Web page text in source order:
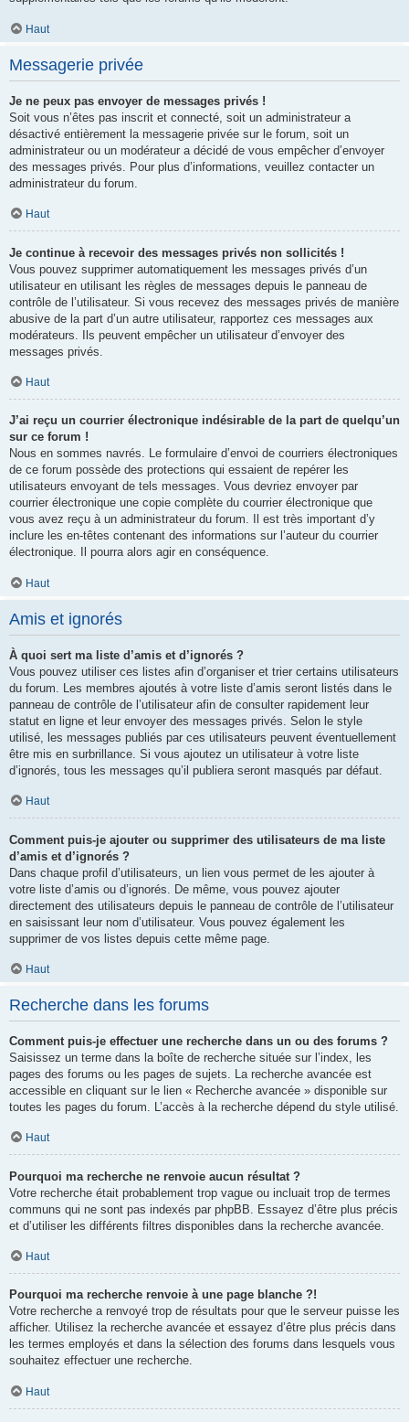
Haut
Messagerie privée
Je ne peux pas envoyer de messages privés !
Soit vous n’êtes pas inscrit et connecté, soit un administrateur a
désactivé entièrement la messagerie privée sur le forum, soit un
administrateur ou un modérateur a décidé de vous empêcher d’envoyer
des messages privés. Pour plus d’informations, veuillez contacter un
administrateur du forum.
Haut
Je continue à recevoir des messages privés non sollicités !
Vous pouvez supprimer automatiquement les messages privés d’un
utilisateur en utilisant les règles de messages depuis le panneau de
contrôle de l’utilisateur. Si vous recevez des messages privés de manière
abusive de la part d’un autre utilisateur, rapportez ces messages aux
modérateurs. Ils peuvent empêcher un utilisateur d’envoyer des
messages privés.
Haut
J’ai reçu un courrier électronique indésirable de la part de quelqu’un
sur ce forum !
Nous en sommes navrés. Le formulaire d’envoi de courriers électroniques
de ce forum possède des protections qui essaient de repérer les
utilisateurs envoyant de tels messages. Vous devriez envoyer par
courrier électronique une copie complète du courrier électronique que
vous avez reçu à un administrateur du forum. Il est très important d’y
inclure les en-têtes contenant des informations sur l’auteur du courrier
électronique. Il pourra alors agir en conséquence.
Haut
Amis et ignorés
À quoi sert ma liste d’amis et d’ignorés ?
Vous pouvez utiliser ces listes afin d’organiser et trier certains utilisateurs
du forum. Les membres ajoutés à votre liste d’amis seront listés dans le
panneau de contrôle de l’utilisateur afin de consulter rapidement leur
statut en ligne et leur envoyer des messages privés. Selon le style
utilisé, les messages publiés par ces utilisateurs peuvent éventuellement
être mis en surbrillance. Si vous ajoutez un utilisateur à votre liste
d’ignorés, tous les messages qu’il publiera seront masqués par défaut.
Haut
Comment puis-je ajouter ou supprimer des utilisateurs de ma liste
d’amis et d’ignorés ?
Dans chaque profil d’utilisateurs, un lien vous permet de les ajouter à
votre liste d’amis ou d’ignorés. De même, vous pouvez ajouter
directement des utilisateurs depuis le panneau de contrôle de l’utilisateur
en saisissant leur nom d’utilisateur. Vous pouvez également les
supprimer de vos listes depuis cette même page.
Haut
Recherche dans les forums
Comment puis-je effectuer une recherche dans un ou des forums ?
Saisissez un terme dans la boîte de recherche située sur l’index, les
pages des forums ou les pages de sujets. La recherche avancée est
accessible en cliquant sur le lien « Recherche avancée » disponible sur
toutes les pages du forum. L’accès à la recherche dépend du style utilisé.
Haut
Pourquoi ma recherche ne renvoie aucun résultat ?
Votre recherche était probablement trop vague ou incluait trop de termes
communs qui ne sont pas indexés par phpBB. Essayez d’être plus précis
et d’utiliser les différents filtres disponibles dans la recherche avancée.
Haut
Pourquoi ma recherche renvoie à une page blanche ?!
Votre recherche a renvoyé trop de résultats pour que le serveur puisse les
afficher. Utilisez la recherche avancée et essayez d’être plus précis dans
les termes employés et dans la sélection des forums dans lesquels vous
souhaitez effectuer une recherche.
Haut